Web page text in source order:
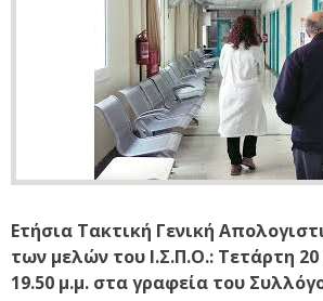
Ετήσια Τακτική Γενική
των μελών του Ι.Σ.Π.Ο.: Τετάρτη
19.50 μ.μ. στα γραφεία του